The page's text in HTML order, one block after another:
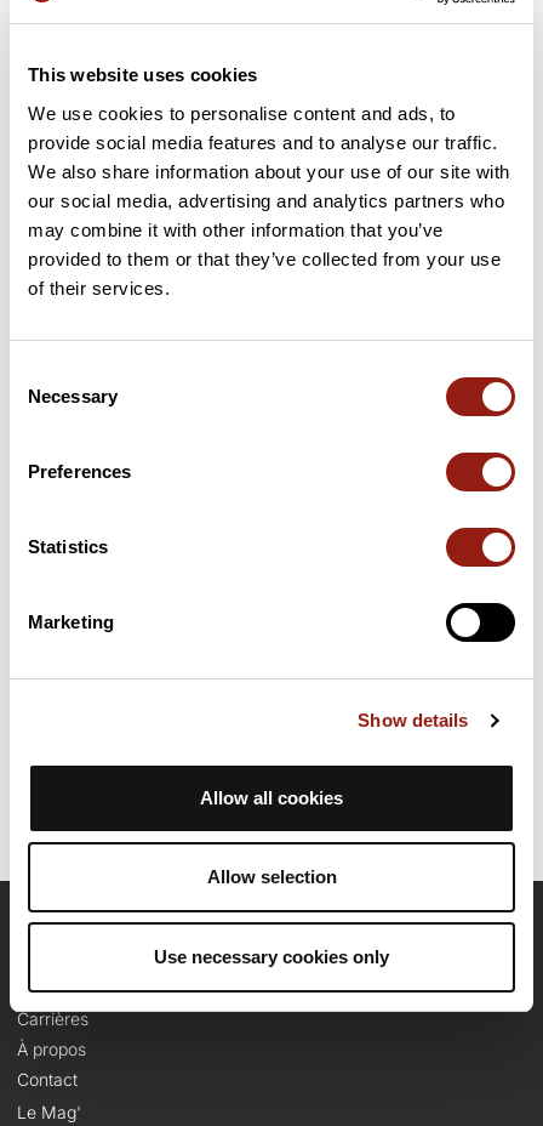
This website uses cookies
We use cookies to personalise content and ads, to
provide social media features and to analyse our traffic.
We also share information about your use of our site with
our social media, advertising and analytics partners who
may combine it with other information that you’ve
provided to them or that they’ve collected from your use
of their services.
Selection
Necessary
Preferences
Statistics
Marketing
Show details
Allow all cookies
Allow selection
Use necessary cookies only
2 247 m
10 km
21 km Collada de Juclar 2 443 m
22 km 2 543 m
Découvrez ce parcours de ski de randonnée nordique de 32,8
près-l'Andorre. Il présente une ascension cumulée de plus de
1450m.
Dernière modification de la fiche parcours: 17 mars 2015 à 10:41:06.
OpenRunner
Equipe
Carrières
À propos
Contact
Le Mag'